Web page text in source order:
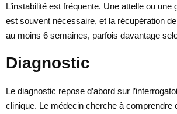
L’instabilité est fréquente. Une attelle ou une
est souvent nécessaire, et la récupération
au moins 6 semaines, parfois davantage
Diagnostic
Le diagnostic repose d’abord sur
clinique. Le médecin cherche à comprendre